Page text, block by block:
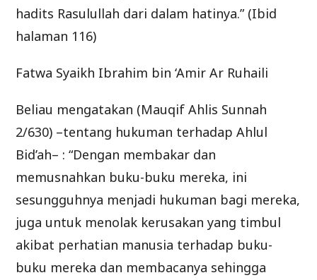
hadits Rasulullah dari dalam hatinya.” (Ibid
halaman 116)
Fatwa Syaikh Ibrahim bin ‘Amir Ar Ruhaili
Beliau mengatakan (Mauqif Ahlis Sunnah
2/630) –tentang hukuman terhadap Ahlul
Bid’ah– : “Dengan membakar dan
memusnahkan buku-buku mereka, ini
sesungguhnya menjadi hukuman bagi mereka,
juga untuk menolak kerusakan yang timbul
akibat perhatian manusia terhadap buku-
buku mereka dan membacanya sehingga